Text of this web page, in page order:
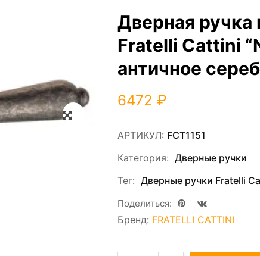
Zoom
Дверная ручка
Fratelli Cattini
античное
6472 ₽
АРТИКУЛ: FCT1151
Категория: Дверные ручки
Тег: Дверные ручки Fratelli
Поделиться:
Бренд: FRATELLI CATTINI